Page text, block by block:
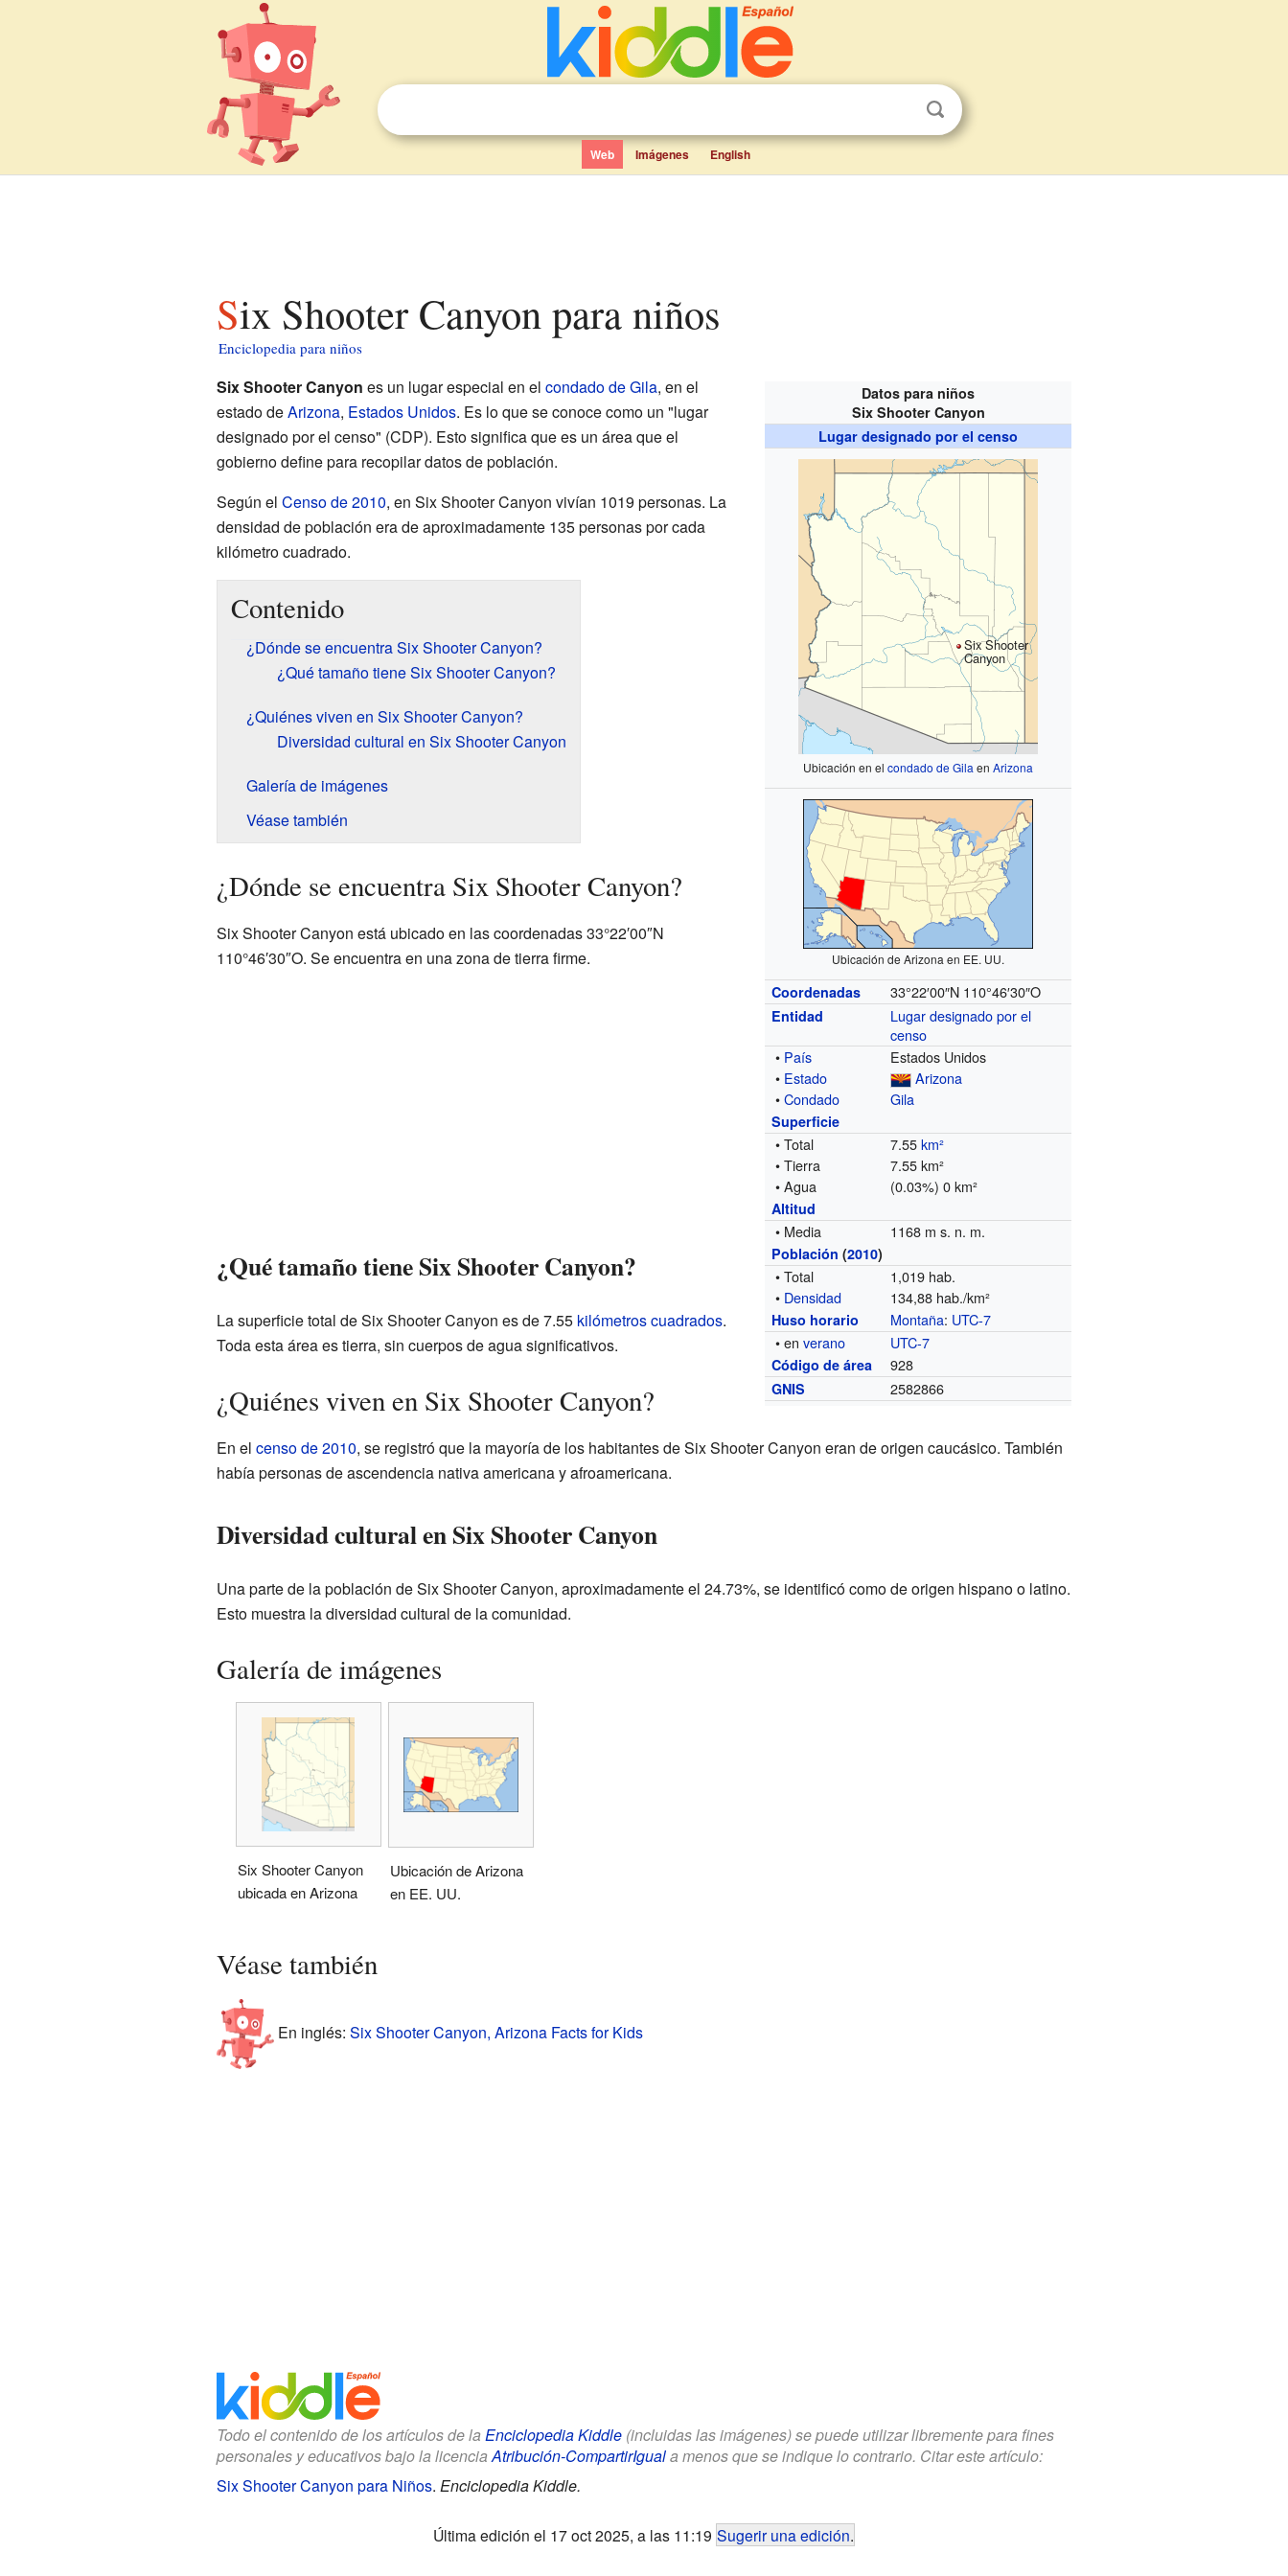
Web Imágenes English
Six Shooter Canyon para niños
Enciclopedia para niños
Datos para niños
Six Shooter Canyon
Lugar designado por el censo
Six Shooter
Canyon
Ubicación en elcondado de Gila enArizona
Ubicación de Arizona en EE. UU.
Coordenadas 33°22′00″N 110°46′30″O
Entidad
Lugar designado por el
censo
• País
Estados Unidos
• Estado
Arizona
•Condado Gila
Superficie
• Total 7.55km²
• Tierra
7.55 km²
• Agua
(0.03%) 0 km²
Altitud
• Media 1168 m s. n. m.
Población (2010)
• Total
1,019 hab.
• Densidad 134,88 hab./km²
Huso horario Montaña: UTC-7
• enverano UTC-7
Código de área 928
GNIS 2582866
Six Shooter Canyon es un lugar especial en el condado de Gila, en el
estado deArizona, Estados Unidos. Es lo que se conoce como un "lugar
designado por el censo" (CDP). Esto significa que es un área que el
gobierno define para recopilar datos de población.
Según el Censo de 2010, en Six Shooter Canyon vivían 1019 personas. La
densidad de población era de aproximadamente 135 personas por cada
kilómetro cuadrado.
Contenido
¿Dónde se encuentra Six Shooter Canyon?
¿Qué tamaño tiene Six Shooter Canyon?
¿Quiénes viven en Six Shooter Canyon?
Diversidad cultural en Six Shooter Canyon
Galería de imágenes
Véase también
¿Dónde se encuentra Six Shooter Canyon?
Six Shooter Canyon está ubicado en las coordenadas 33°22′00″N
110°46′30″O. Se encuentra en una zona de tierra firme.
¿Qué tamaño tiene Six Shooter Canyon?
La superficie total de Six Shooter Canyon es de 7.55 kilómetros cuadrados.
Toda esta área es tierra, sin cuerpos de agua significativos.
¿Quiénes viven en Six Shooter Canyon?
En el censo de 2010, se registró que la mayoría de los habitantes de Six Shooter Canyon eran de origen caucásico. También
había personas de ascendencia nativa americana y afroamericana.
Diversidad cultural en Six Shooter Canyon
Una parte de la población de Six Shooter Canyon, aproximadamente el 24.73%, se identificó como de origen hispano o latino.
Esto muestra la diversidad cultural de la comunidad.
Galería de imágenes
Six Shooter Canyon
ubicada en Arizona
Ubicación de Arizona
en EE. UU.
Véase también
En inglés: Six Shooter Canyon, Arizona Facts for Kids
Todo el contenido de los artículos de la Enciclopedia Kiddle(incluidas las imágenes) se puede utilizar libremente para fines
personales y educativos bajo la licencia Atribución-CompartirIguala menos que se indique lo contrario. Citar este artículo:
Six Shooter Canyon para Niños. Enciclopedia Kiddle.
Última edición el 17 oct 2025, a las 11:19 Sugerir una edición.